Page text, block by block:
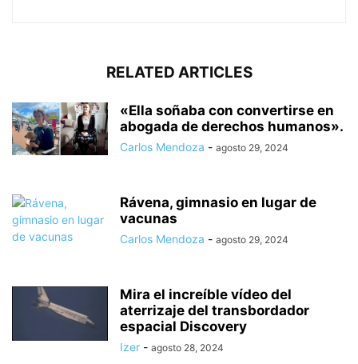
RELATED ARTICLES
«Ella soñaba con convertirse en
abogada de derechos humanos».
Carlos Mendoza - agosto 29, 2024
Rávena, gimnasio en lugar de
vacunas
Carlos Mendoza - agosto 29, 2024
Mira el increíble vídeo del
aterrizaje del transbordador
espacial Discovery
Izer - agosto 28, 2024